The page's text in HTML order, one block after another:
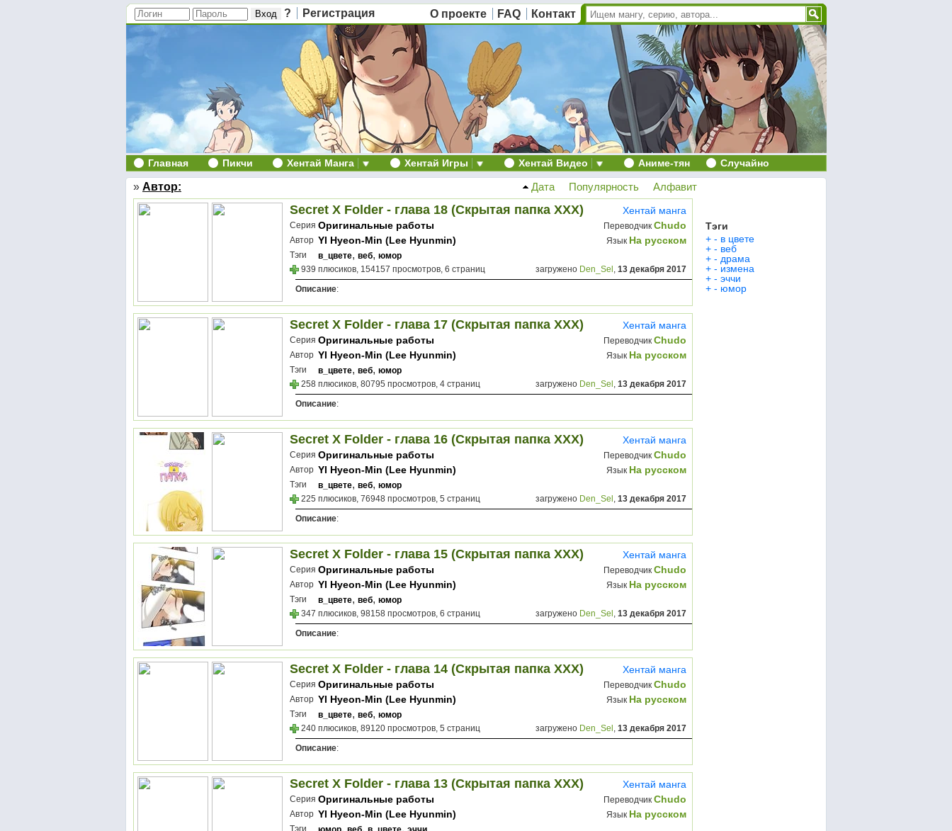
? Регистрация О проекте FAQ Контакт
Главная Пикчи Хентай Манга Хентай Игры Хентай Видео Аниме-тян Случайно
» Автор: Дата Популярность Алфавит
Хентай манга
Secret X Folder - глава 18 (Скрытая папка ХХХ)
Серия Оригинальные работы Переводчик Chudo
Автор YI Hyeon-Min (Lee Hyunmin) Язык На русском
Тэги в_цвете, веб, юмор
939 плюсиков, 154157 просмотров, 6 страниц
загружено Den_Sel , 13 декабря 2017
Описание:
Хентай манга
Secret X Folder - глава 17 (Скрытая папка ХХХ)
Серия Оригинальные работы Переводчик Chudo
Автор YI Hyeon-Min (Lee Hyunmin) Язык На русском
Тэги в_цвете, веб, юмор
258 плюсиков, 80795 просмотров, 4 страниц
загружено Den_Sel , 13 декабря 2017
Описание:
Хентай манга
Secret X Folder - глава 16 (Скрытая папка ХХХ)
Серия Оригинальные работы Переводчик Chudo
Автор YI Hyeon-Min (Lee Hyunmin) Язык На русском
Тэги в_цвете, веб, юмор
225 плюсиков, 76948 просмотров, 5 страниц
загружено Den_Sel , 13 декабря 2017
Описание:
Хентай манга
Secret X Folder - глава 15 (Скрытая папка ХХХ)
Серия Оригинальные работы Переводчик Chudo
Автор YI Hyeon-Min (Lee Hyunmin) Язык На русском
Тэги в_цвете, веб, юмор
347 плюсиков, 98158 просмотров, 6 страниц
загружено Den_Sel , 13 декабря 2017
Описание:
Хентай манга
Secret X Folder - глава 14 (Скрытая папка ХХХ)
Серия Оригинальные работы Переводчик Chudo
Автор YI Hyeon-Min (Lee Hyunmin) Язык На русском
Тэги в_цвете, веб, юмор
240 плюсиков, 89120 просмотров, 5 страниц
загружено Den_Sel , 13 декабря 2017
Описание:
Хентай манга
Secret X Folder - глава 13 (Скрытая папка ХХХ)
Серия Оригинальные работы Переводчик Chudo
Автор YI Hyeon-Min (Lee Hyunmin) Язык На русском
Тэги , , ,
Тэги
+ - в цвете
+ - веб
+ - драма
+ - измена
+ - эччи
+ - юмор